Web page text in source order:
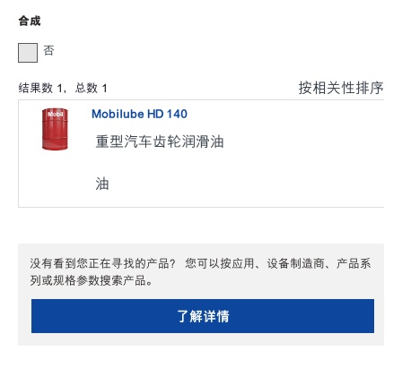
合成
否
结果数 1 ，总数 1 按相关性排序
Mobilube HD 140
重型汽车齿轮润滑油
油
没有看到您正在寻找的产品？ 您可以按应用、设备制造商、产品系
列或规格参数搜索产品。
了解详情